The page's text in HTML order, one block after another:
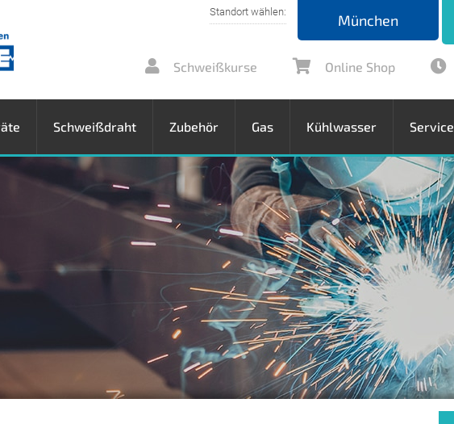
München
Schweißkurse Online Shop
Schweißdraht Zubehör Gas Kühlwasser Service